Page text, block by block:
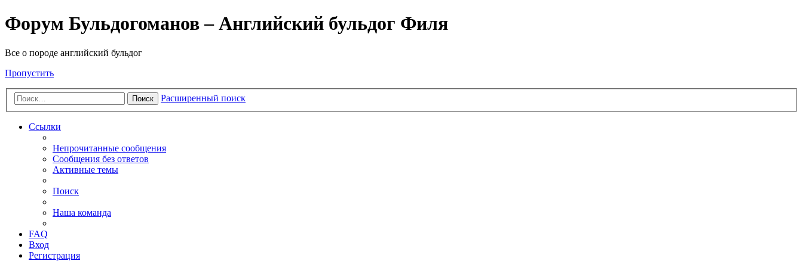
Форум Бульдогоманов – Английский бульдог Филя
Все о породе английский бульдог
Пропустить
Поиск Расширенный поиск
Ссылки
Непрочитанные сообщения
Сообщения без ответов
Активные темы
Поиск
Наша команда
FAQ
Вход
Регистрация